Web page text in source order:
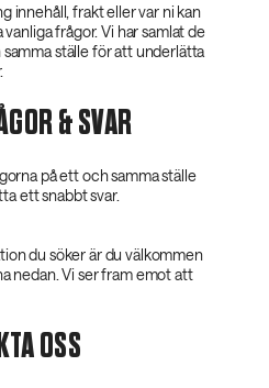
innehåll, frakt eller var ni kan
vanliga frågor. Vi har samlat de
ställe för att underlätta
& SVAR
på ett och samma ställe
ett snabbt svar.
du söker är du välkommen
nedan. Vi ser fram emot att
OSS